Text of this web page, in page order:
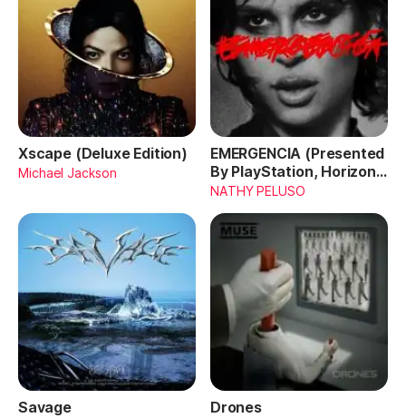
Xscape (Deluxe Edition)
Michael Jackson
EMERGENCIA (Presented
By PlayStation, Horizon
Forbidden West)
NATHY PELUSO
Savage Drones